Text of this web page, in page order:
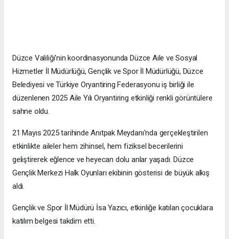
Düzce Valiliği'nin koordinasyonunda Düzce Aile ve Sosyal
Hizmetler İl Müdürlüğü, Gençlik ve Spor İl Müdürlüğü, Düzce
Belediyesi ve Türkiye Oryantiring Federasyonu iş birliği ile
düzenlenen 2025 Aile Yılı Oryantiring etkinliği renkli görüntülere
sahne oldu.
21 Mayıs 2025 tarihinde Anıtpak Meydanı'nda gerçekleştirilen
etkinlikte aileler hem zihinsel, hem fiziksel becerilerini
geliştirerek eğlence ve heyecan dolu anlar yaşadı. Düzce
Gençlik Merkezi Halk Oyunları ekibinin gösterisi de büyük alkış
aldı.
Gençlik ve Spor İl Müdürü İsa Yazıcı, etkinliğe katılan çocuklara
katılım belgesi takdim etti.